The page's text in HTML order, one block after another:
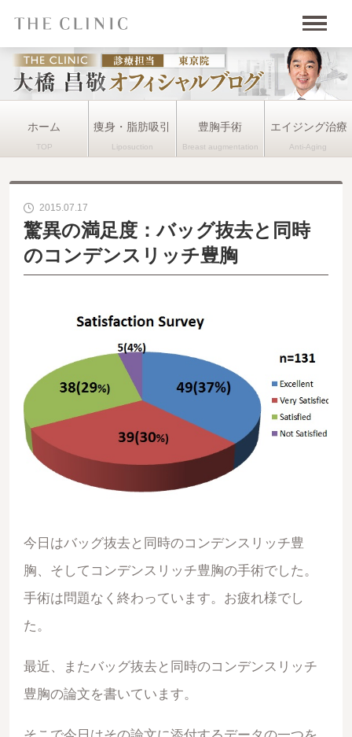
ホーム 痩身・脂肪吸引 豊胸手術 エイジング治療
2015.07.17
驚異の満足度：バッグ抜去と同時
のコンデンスリッチ豊胸
今日はバッグ抜去と同時のコンデンスリッチ豊
胸、そしてコンデンスリッチ豊胸の手術でした。
手術は問題なく終わっています。お疲れ様でし
た。
最近、またバッグ抜去と同時のコンデンスリッチ
豊胸の論文を書いています。